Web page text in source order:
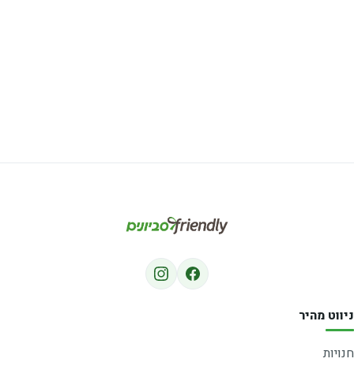
ניווט מהיר
חנויות